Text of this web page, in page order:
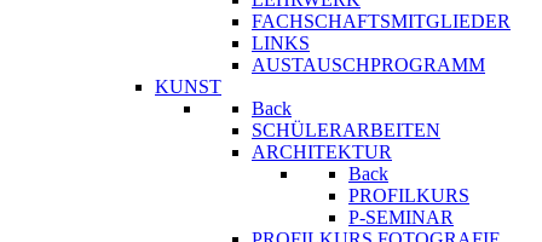
FACHSCHAFTSMITGLIEDER
LINKS
AUSTAUSCHPROGRAMM
KUNST
Back
SCHÜLERARBEITEN
ARCHITEKTUR
Back
PROFILKURS
P-SEMINAR